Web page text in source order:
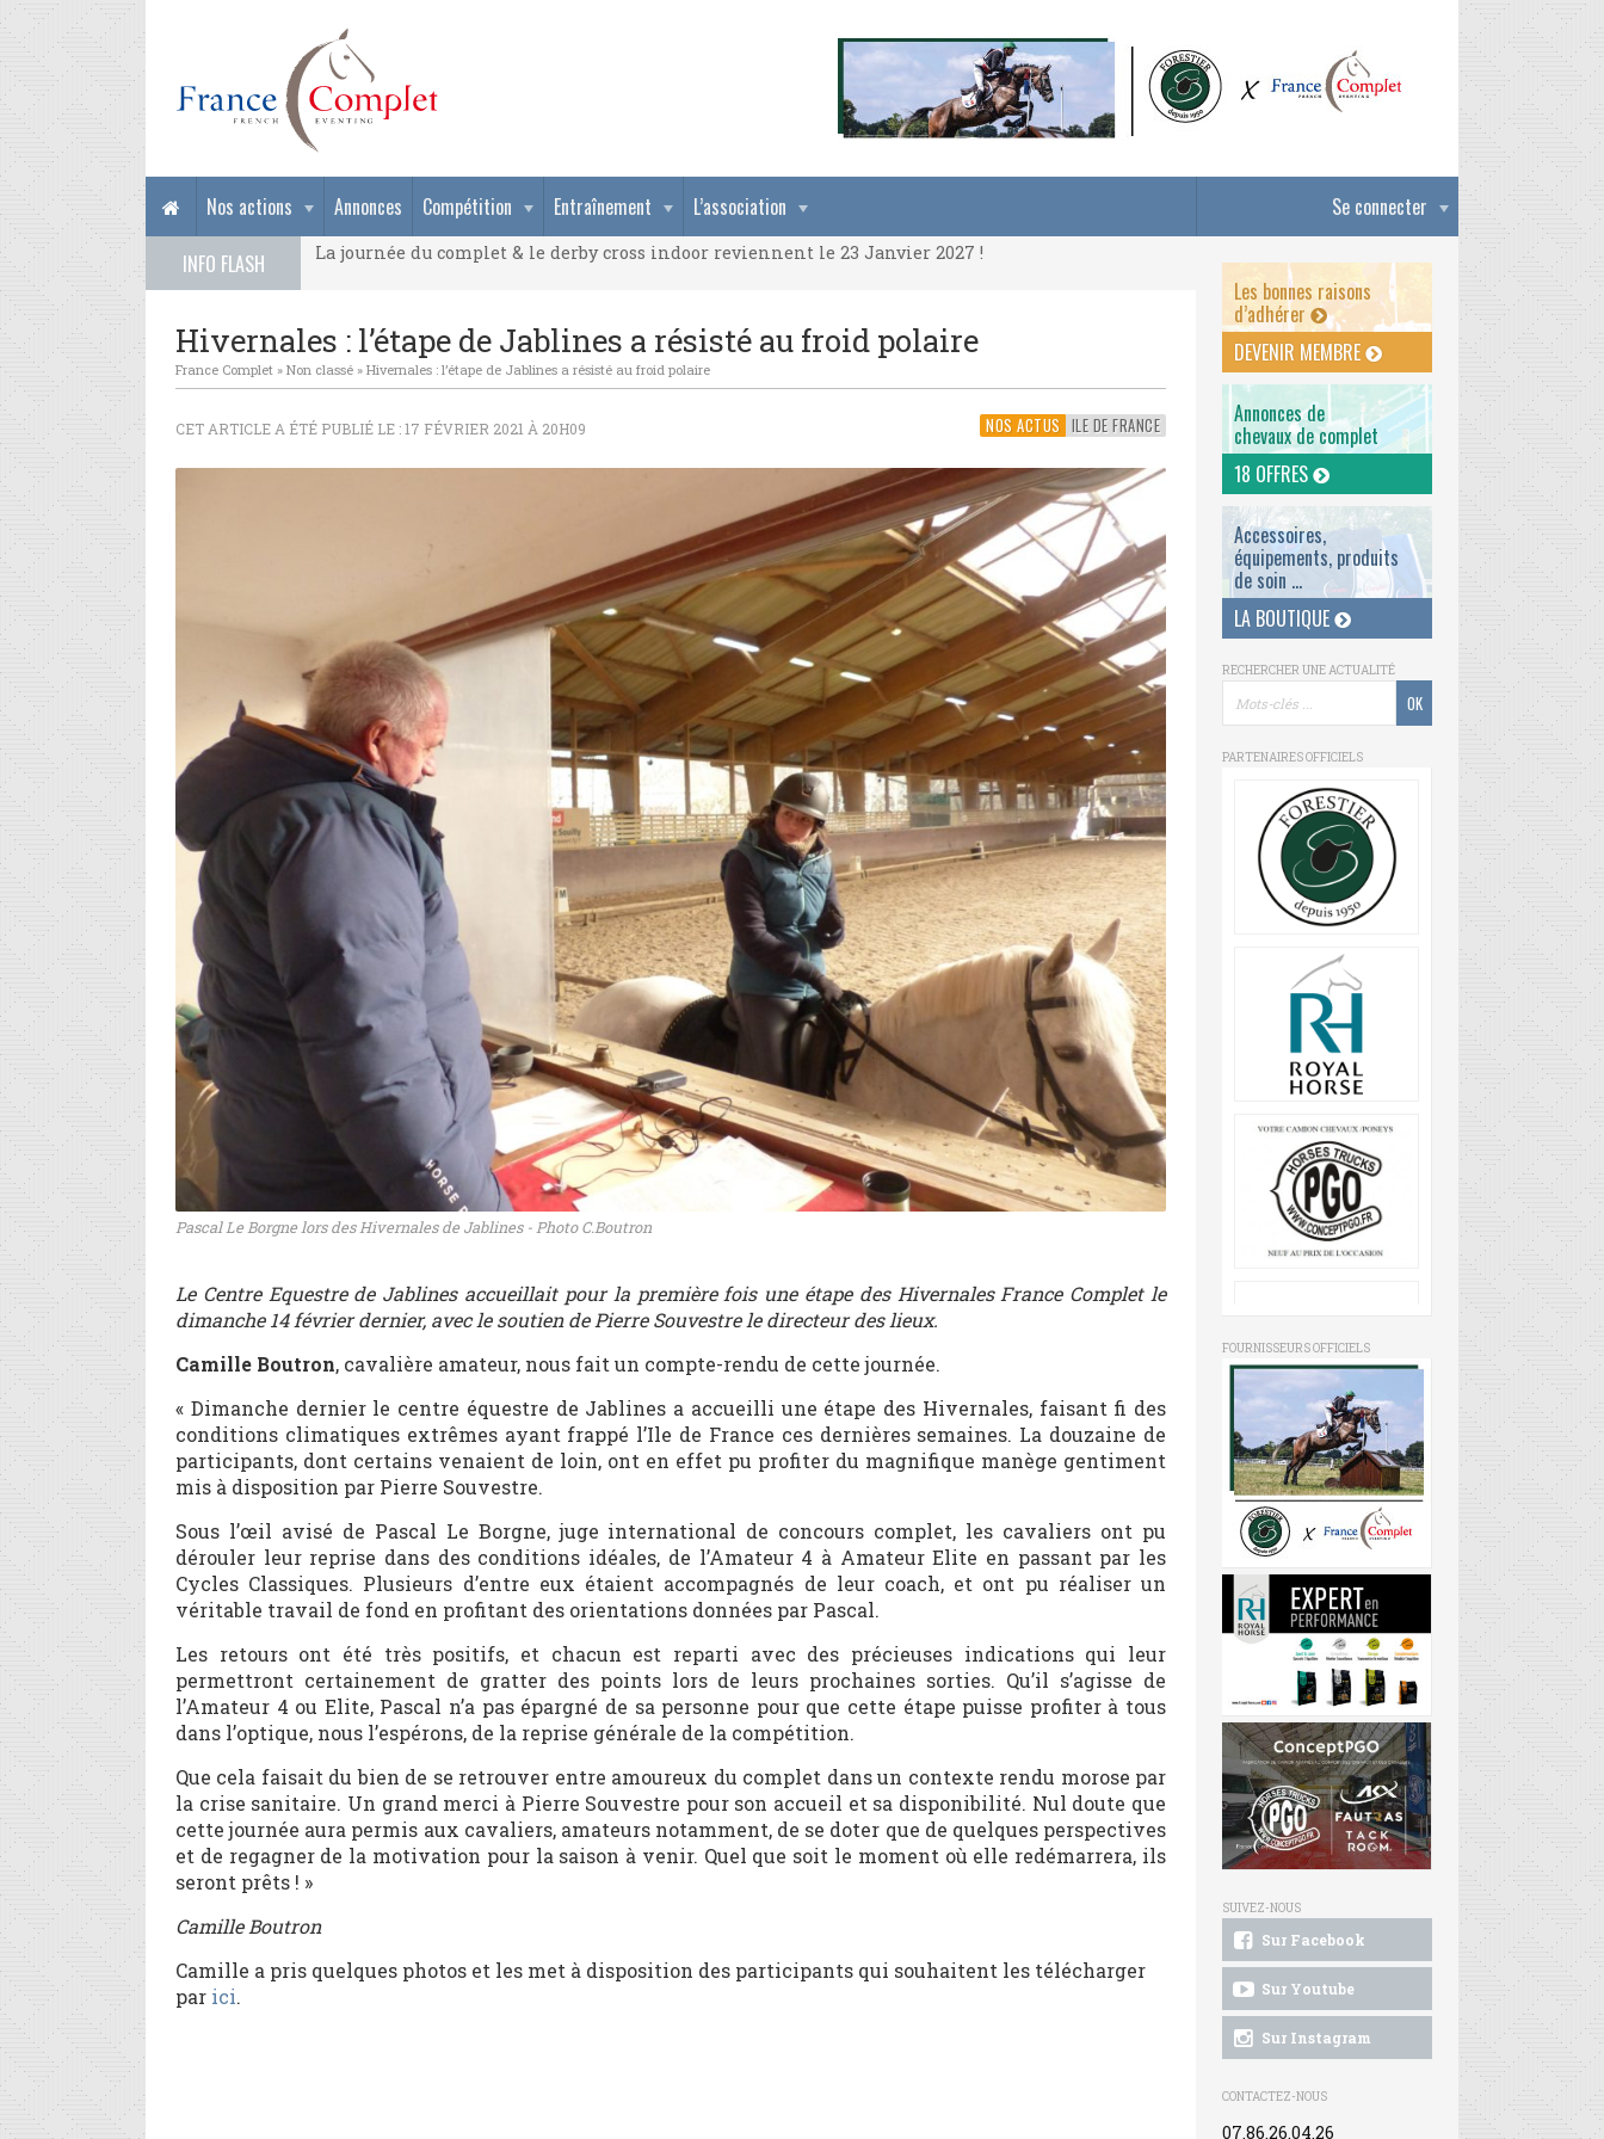
Se connecter
Nos actions Annonces Compétition Entraînement
L’association
INFO FLASH
La journée du complet & le derby cross indoor reviennent le 23 Janvier 2027 !
La journée du complet & le derby cross indoor reviennent le 23 Janvier 2027 !
Hivernales : l’étape de Jablines a résisté au froid polaire
France Complet » Non classé » Hivernales : l’étape de Jablines a résisté au froid polaire
NOS ACTUS ILE DE FRANCE
CET ARTICLE A ÉTÉ PUBLIÉ LE : 17 FÉVRIER 2021 À 20H09
Pascal Le Borgne lors des Hivernales de Jablines - Photo C.Boutron
Le Centre Equestre de Jablines accueillait pour la première fois une étape des Hivernales France Complet le
dimanche 14 février dernier, avec le soutien de Pierre Souvestre le directeur des lieux.
Camille Boutron, cavalière amateur, nous fait un compte-rendu de cette journée.
« Dimanche dernier le centre équestre de Jablines a accueilli une étape des Hivernales, faisant fi des
conditions climatiques extrêmes ayant frappé l’Ile de France ces dernières semaines. La douzaine de
participants, dont certains venaient de loin, ont en effet pu profiter du magnifique manège gentiment
mis à disposition par Pierre Souvestre.
Sous l’œil avisé de Pascal Le Borgne, juge international de concours complet, les cavaliers ont pu
dérouler leur reprise dans des conditions idéales, de l’Amateur 4 à Amateur Elite en passant par les
Cycles Classiques. Plusieurs d’entre eux étaient accompagnés de leur coach, et ont pu réaliser un
véritable travail de fond en profitant des orientations données par Pascal.
Les retours ont été très positifs, et chacun est reparti avec des précieuses indications qui leur
permettront certainement de gratter des points lors de leurs prochaines sorties. Qu’il s’agisse de
l’Amateur 4 ou Elite, Pascal n’a pas épargné de sa personne pour que cette étape puisse profiter à tous
dans l’optique, nous l’espérons, de la reprise générale de la compétition.
Que cela faisait du bien de se retrouver entre amoureux du complet dans un contexte rendu morose par
la crise sanitaire. Un grand merci à Pierre Souvestre pour son accueil et sa disponibilité. Nul doute que
cette journée aura permis aux cavaliers, amateurs notamment, de se doter que de quelques perspectives
et de regagner de la motivation pour la saison à venir. Quel que soit le moment où elle redémarrera, ils
seront prêts ! »
Camille Boutron
Camille a pris quelques photos et les met à disposition des participants qui souhaitent les télécharger
par ici.
Les bonnes raisons
d’adhérer
DEVENIR MEMBRE
Annonces de
chevaux de complet
18 OFFRES
Accessoires,
équipements, produits
de soin ...
LA BOUTIQUE
RECHERCHER UNE ACTUALITÉ
PARTENAIRES OFFICIELS
FOURNISSEURS OFFICIELS
SUIVEZ-NOUS
Sur Facebook
Sur Youtube
Sur Instagram
CONTACTEZ-NOUS
07.86.26.04.26